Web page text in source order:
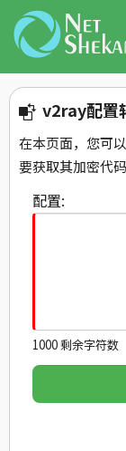
v2ray配置
在本页面，您可
要获取其加密代码
配置:
1000剩余字符数